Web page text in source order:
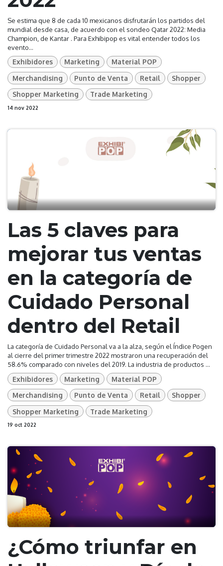
Se estima que 8 de cada 10 mexicanos disfrutarán los partidos del
mundial desde casa, de acuerdo con el sondeo Qatar 2022: Media
Champion, de Kantar . Para Exhibipop es vital entender todos los
evento...
Exhibidores Marketing
Material POP
Merchandising
Punto de Venta Retail
Shopper
Shopper Marketing
Trade Marketing
14 nov 2022
Las 5 claves para
mejorar tus ventas
en la categoría de
Cuidado Personal
dentro del Retail
La categoría de Cuidado Personal va a la alza, según el Índice Pogen
al cierre del primer trimestre 2022 mostraron una recuperación del
58.6% comparado con niveles del 2019. La industria de productos ...
Exhibidores Marketing
Material POP
Merchandising
Punto de Venta Retail
Shopper
Shopper Marketing
Trade Marketing
19 oct 2022
¿Cómo triunfar en